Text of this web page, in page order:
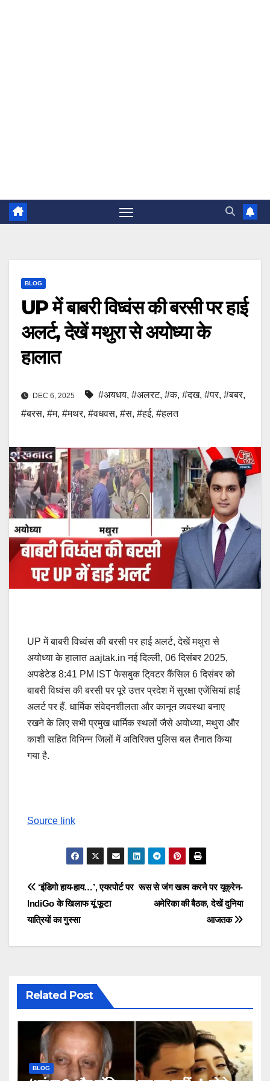
BLOG
UP में बाबरी विध्वंस की बरसी पर हाई
अलर्ट, देखें मथुरा से अयोध्या के
हालात
DEC 6, 2025 #अयधय, #अलरट, #क, #दख, #पर, #बबर,
#बरस, #म, #मथर, #वधवस, #स, #हई, #हलत
UP में बाबरी विध्वंस की बरसी पर हाई अलर्ट, देखें मथुरा से
अयोध्या के हालात aajtak.in नई दिल्ली, 06 दिसंबर 2025,
अपडेटेड 8:41 PM IST फेसबुक टि्वटर कैंसिल 6 दिसंबर को
बाबरी विध्वंस की बरसी पर पूरे उत्तर प्रदेश में सुरक्षा एजेंसियां हाई
अलर्ट पर हैं. धार्मिक संवेदनशीलता और कानून व्यवस्था बनाए
रखने के लिए सभी प्रमुख धार्मिक स्थलों जैसे अयोध्या, मथुरा और
काशी सहित विभिन्न जिलों में अतिरिक्त पुलिस बल तैनात किया
गया है.
Source link
Post
navigation
रूस से जंग खत्म करने पर यूक्रेन-
अमेरिका की बैठक, देखें दुनिया
आजतक
‘इंडिगो हाय-हाय…’, एयरपोर्ट पर
IndiGo के खिलाफ यूं फूटा
यात्रियों का गुस्सा
Related Post
BLOG